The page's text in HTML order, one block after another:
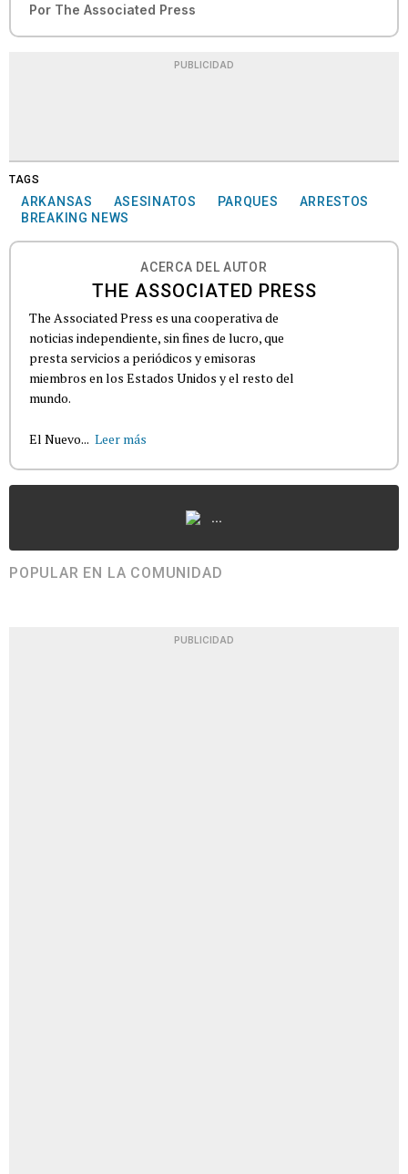
Por The Associated Press
PUBLICIDAD
TAGS
ARKANSAS ASESINATOS PARQUES
ARRESTOS
BREAKING NEWS
ACERCA DEL AUTOR
THE ASSOCIATED PRESS
The Associated Press es una cooperativa de
noticias independiente, sin fines de lucro, que
presta servicios a periódicos y emisoras
miembros en los Estados Unidos y el resto del
mundo.
El Nuevo... Leer más
...
POPULAR EN LA COMUNIDAD
PUBLICIDAD